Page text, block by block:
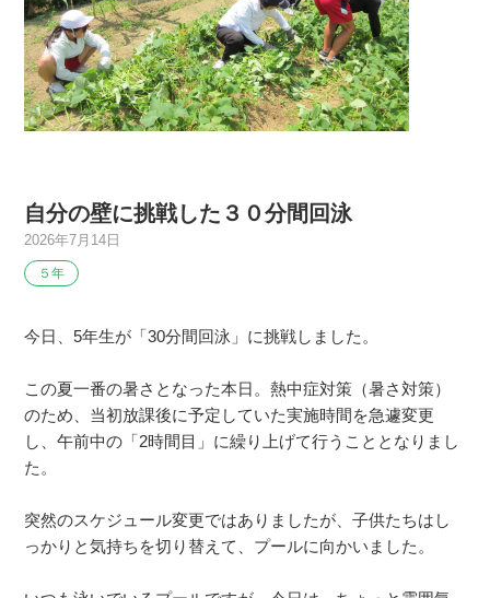
自分の壁に挑戦した３０分間回泳
2026年7月14日
５年
今日、5年生が「30分間回泳」に挑戦しました。
この夏一番の暑さとなった本日。熱中症対策（暑さ対策）
のため、当初放課後に予定していた実施時間を急遽変更
し、午前中の「2時間目」に繰り上げて行うこととなりまし
た。
突然のスケジュール変更ではありましたが、子供たちはし
っかりと気持ちを切り替えて、プールに向かいました。